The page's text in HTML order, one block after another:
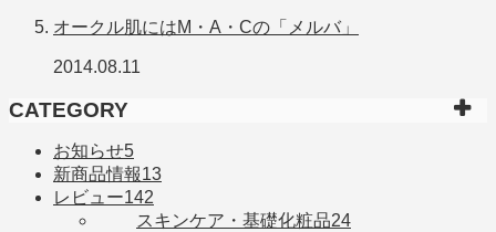
オークル肌にはM・A・Cの「メルバ」
2014.08.11
CATEGORY
お知らせ5
新商品情報13
レビュー142
スキンケア・基礎化粧品24